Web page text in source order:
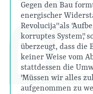
Gegen den Bau
energischer
Revolucija" als
korruptes System",
überzeugt, dass die
keiner Weise vom
stattdessen die
"Müssen wir alles
aufgenommen zu